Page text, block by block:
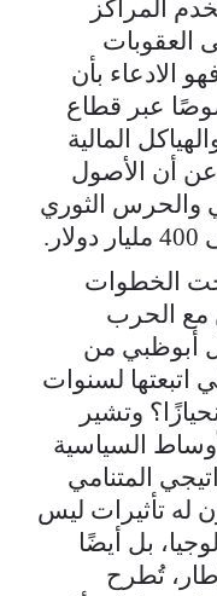
المراكز
العقوبات
الادعاء بأن
عبر قطاع
المالية
أن الأصول
والحرس الثوري
الخطوات
مع الحرب
أبوظبي من
اتبعتها لسنوات
وتشير
السياسية
المتنامي
له تأثيرات ليس
بل أيضًا
تُطرح